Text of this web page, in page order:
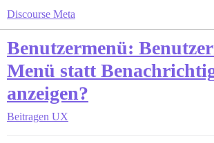
Discourse Meta
Benutzermenü:
Menü statt
anzeigen?
Beitragen UX